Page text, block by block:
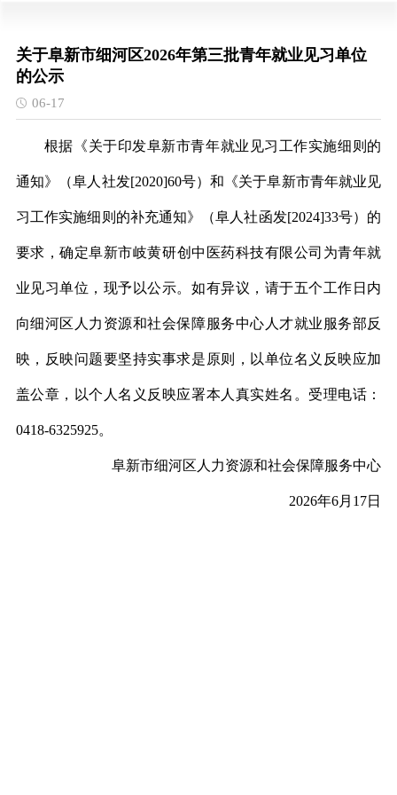
关于阜新市细河区2026年第三批青年就业见习单位
的公示
06-17
根据 《关于印发阜新市青年就业见习工作实施细则的
通知》（阜人社发[2020]60号）和《关于阜新市青年就业见
习工作实施细则的补充通知》（阜人社函发[2024]33号） 的
要求，确定阜新市岐黄研创中医药科技有限公司 为青年就
业见习单位，现予以公示。如有异议，请于五个工作日内
向细河区人力资源和社会保障服务中心人才就业服务部反
映，反映问题要坚持实事求是原则，以单位名义反映应加
盖公章，以个人名义反映应署本人真实姓名。受理电话：
0418-6325925。
阜新市细河区人力资源和社会保障服务中心
2026年6月17日